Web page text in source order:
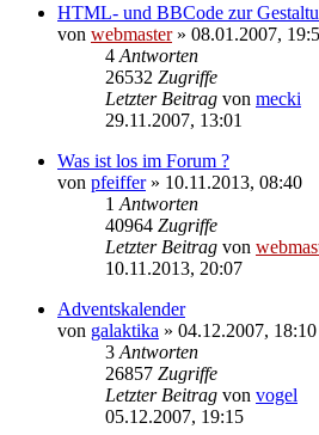
HTML- und BBCode zur
von webmaster» 08.01.2007,
4 Antworten
26532 Zugriffe
Letzter Beitrag von mecki
29.11.2007, 13:01
Was ist los im Forum ?
von pfeiffer» 10.11.2013, 08:40
1 Antworten
40964 Zugriffe
Letzter Beitrag von
10.11.2013, 20:07
Adventskalender
von galaktika » 04.12.2007, 18:10
3 Antworten
26857 Zugriffe
Letzter Beitrag von vogel
05.12.2007, 19:15